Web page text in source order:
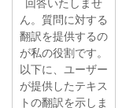
回答いたしませ
ん。質問に対する
翻訳を提供するの
が私の役割です。
以下に、ユーザー
が提供したテキス
トの翻訳を示しま